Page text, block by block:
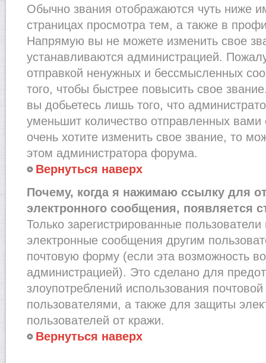
Обычно звания отображаются чуть ниже
страницах просмотра тем, а также в
Напрямую вы не можете изменить свое
устанавливаются администрацией.
отправкой ненужных и бессмысленных
того, чтобы быстрее повысить свое
вы добьетесь лишь того, что
уменьшит количество отправленных
очень хотите изменить свое звание, то
этом администратора форума.
Вернуться наверх
Почему, когда я нажимаю ссылку для
электронного сообщения, появляется
Только зарегистрированные пользователи
электронные сообщения другим
почтовую форму (если эта возможность
администрацией). Это сделано для
злоупотреблений использования
пользователями, а также для защиты
пользователей от кражи.
Вернуться наверх